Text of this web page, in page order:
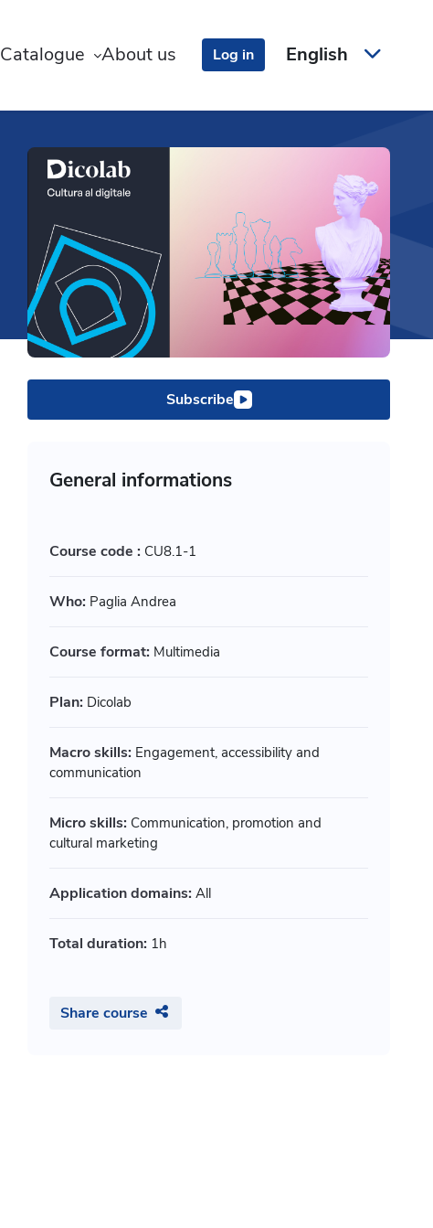
Catalogue About us Log in English
Subscribe
General informations
Course code : CU8.1-1
Who: Paglia Andrea
Course format: Multimedia
Plan: Dicolab
Macro skills: Engagement, accessibility and
communication
Micro skills: Communication, promotion and
cultural marketing
Application domains: All
Total duration: 1h
Share course